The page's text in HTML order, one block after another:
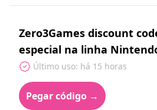
Zero3Games discount
especial na linha
Último uso: há 15 horas
Pegar código →